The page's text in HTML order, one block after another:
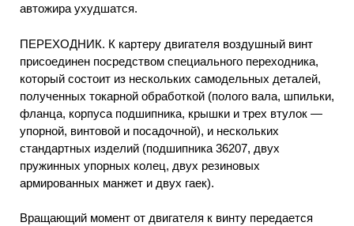
автожира ухудшатся.
ПЕРЕХОДНИК. К картеру двигателя воздушный винт
присоединен посредством специального переходника,
который состоит из нескольких самодельных деталей,
полученных токарной обработкой (полого вала, шпильки,
фланца, корпуса подшипника, крышки и трех втулок —
упорной, винтовой и посадочной), и нескольких
стандартных изделий (подшипника 36207, двух
пружинных упорных колец, двух резиновых
армированных манжет и двух гаек).
Вращающий момент от двигателя к винту передается